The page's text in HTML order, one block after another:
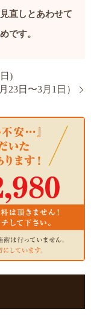
直しとあわせて
です。
)
23日〜3月1日）